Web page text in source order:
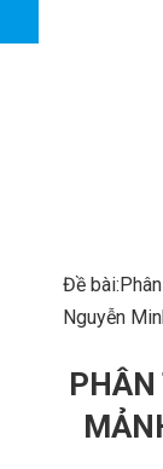
Đề
Nguyễn
PHÂN